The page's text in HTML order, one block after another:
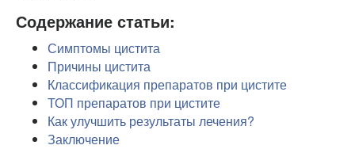
Содержание статьи:
Симптомы цистита
Причины цистита
Классификация препаратов при цистите
ТОП препаратов при цистите
Как улучшить результаты лечения?
Заключение